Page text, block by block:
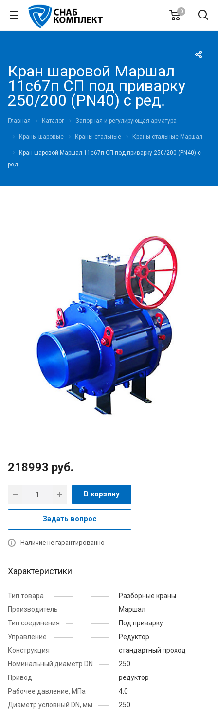
0
Кран шаровой Маршал
11с67п СП под приварку
250/200 (PN40) с ред.
Главная Каталог Запорная и регулирующая арматура
Краны шаровые Краны стальные Краны стальные Маршал
Кран шаровой Маршал 11с67п СП под приварку 250/200 (PN40) с
ред.
218993 руб.
В корзину
Задать вопрос
Наличие не гарантированно
Характеристики
Тип товара
Разборные краны
Производитель
Маршал
Тип соединения
Под приварку
Управление
Редуктор
Конструкция
стандартный проход
Номинальный диаметр DN
250
Привод
редуктор
Рабочее давление, МПа
4.0
Диаметр условный DN, мм
250